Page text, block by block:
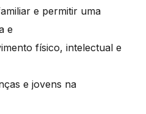
e permitir uma
e
físico, intelectual e
e jovens na